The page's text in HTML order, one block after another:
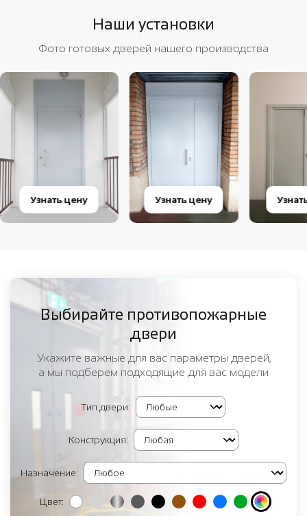
Наши установки
Фото готовых дверей нашего производства
Узнать цену Узнать цену
Выбирайте противопожарные
двери
Укажите важные для вас параметры дверей,
а мы подберем подходящие для вас модели
Тип двери:
Конструкция:
Назначение:
Цвет: